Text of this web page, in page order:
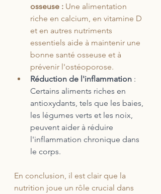
osseuse : Une alimentation
riche en calcium, en vitamine D
et en autres nutriments
essentiels aide à maintenir une
bonne santé osseuse et à
prévenir l'ostéoporose.
Réduction de l'inflammation :
Certains aliments riches en
antioxydants, tels que les baies,
les légumes verts et les noix,
peuvent aider à réduire
l'inflammation chronique dans
le corps.
En conclusion, il est clair que la
nutrition joue un rôle crucial dans